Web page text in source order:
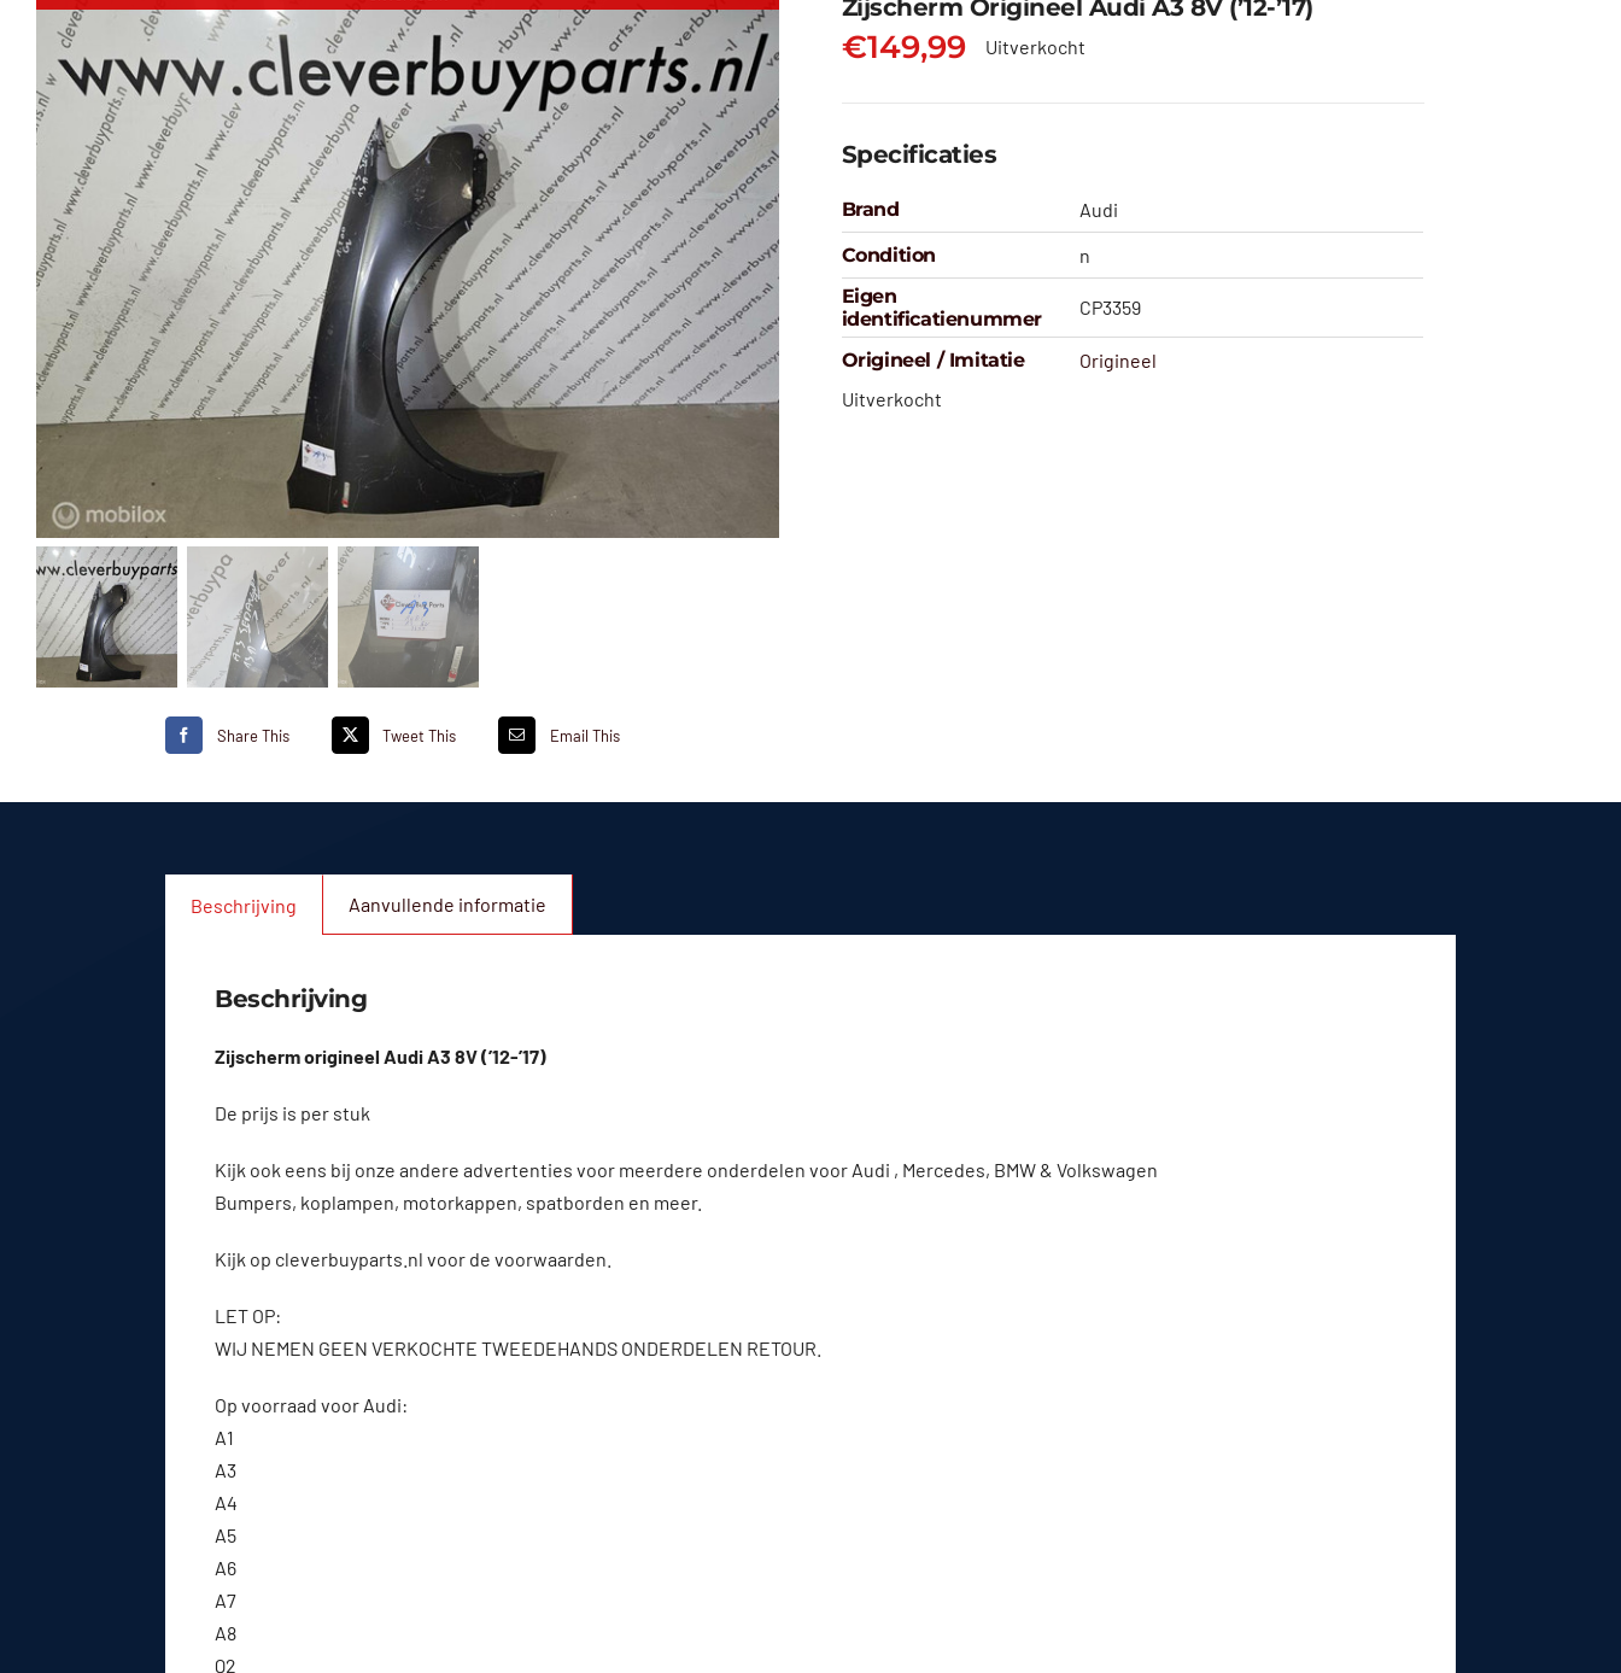
Share This Tweet This Email This
Zijscherm Origineel Audi A3 8V (’12-’17)
€149,99 Uitverkocht
Specificaties
Brand
Audi
Condition
n
Eigen
identificatienummer
CP3359
Origineel / Imitatie
Origineel
Uitverkocht
Beschrijving Aanvullende informatie
Beschrijving
Zijscherm origineel Audi A3 8V (’12-’17)
De prijs is per stuk
Kijk ook eens bij onze andere advertenties voor meerdere onderdelen voor Audi , Mercedes, BMW & Volkswagen
Bumpers, koplampen, motorkappen, spatborden en meer.
Kijk op cleverbuyparts.nl voor de voorwaarden.
LET OP:
WIJ NEMEN GEEN VERKOCHTE TWEEDEHANDS ONDERDELEN RETOUR.
Op voorraad voor Audi:
A1
A3
A4
A5
A6
A7
A8
Q2